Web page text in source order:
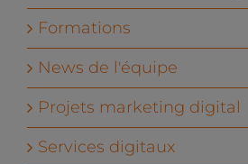
Formations
News de l'équipe
Projets marketing digital
Services digitaux